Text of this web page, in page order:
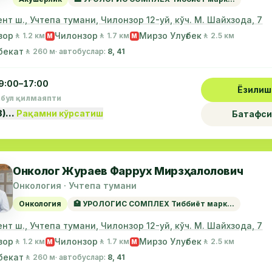
ш., Учтепа тумани, Чилонзор 12-уй, кўч. М. Шайхзода, 7
🚶 1.2 км М Чилонзор 🚶 1.7 км М Мирзо Улуғбек 🚶 2.5 км
🚶 260 м· автобуслар: 8, 41
қилмаяпти
Рақамни кўрсатиш
Ёзилиш
Онколог Жураев Фаррух Мирзҳалолович
Онкология · Учтепа тумани
Онкология 🏥 УРОЛОГИС СОМПЛЕХ Тиббиёт марк...
ш., Учтепа тумани, Чилонзор 12-уй, кўч. М. Шайхзода, 7
🚶 1.2 км М Чилонзор 🚶 1.7 км М Мирзо Улуғбек 🚶 2.5 км
🚶 260 м· автобуслар: 8, 41